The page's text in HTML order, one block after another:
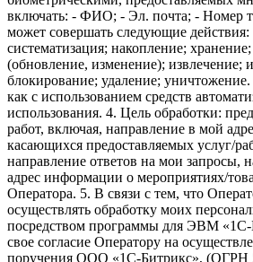
включать: - ФИО; - Эл. почта; - Номер
может совершать следующие действия:
систематизация; накопление;
(обновление, изменение); извлечение;
блокирование; удаление;
как с использованием средств
использования. 4. Цель обработки:
работ, включая, направление в мой
касающихся предоставляемых услуг/
направление ответов на мои запросы,
адрес информации о мероприятиях/
Оператора. 5. В связи с тем, что
осуществлять обработку моих
посредством программы для ЭВМ «1С-
свое согласие Оператору на
поручения ООО «1С-Битрикс», (ОГРН